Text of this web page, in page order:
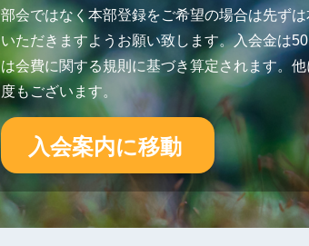
部会ではなく本部登録をご希望の場合は先ず
いただきますようお願い致します。入会金は
は会費に関する規則に基づき算定されます。他
度もございます。
入会案内に移動